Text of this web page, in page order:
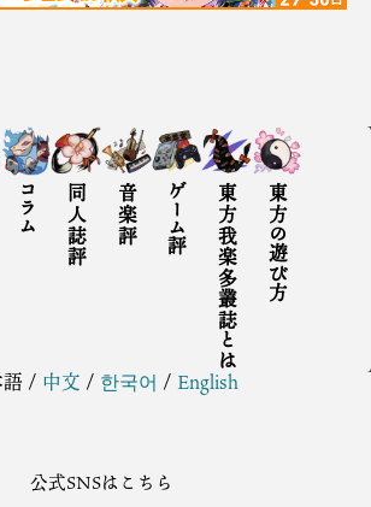
コラム 同人誌評 音楽評 ゲーム評 東方我楽多叢誌とは 東方の遊び方
/ 中文 / 한국어 / English
公式SNSはこちら